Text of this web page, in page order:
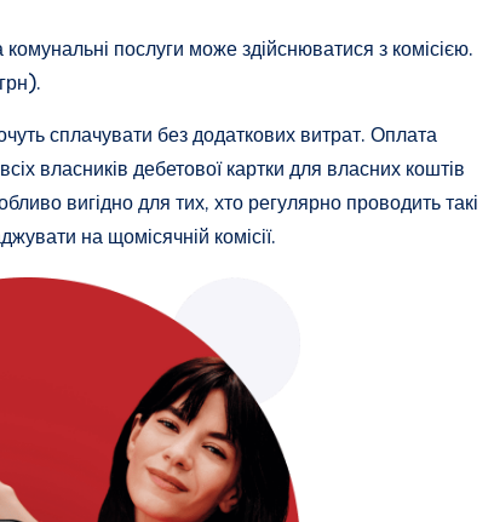
послуги може здійснюватися з комісією.
сплачувати без додаткових витрат. Оплата
власників дебетової картки для власних коштів
вигідно для тих, хто регулярно проводить такі
на щомісячній комісії.